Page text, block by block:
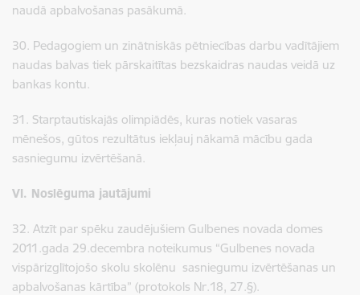
naudā apbalvošanas pasākumā.
30. Pedagogiem un zinātniskās pētniecības darbu vadītājiem
naudas balvas tiek pārskaitītas bezskaidras naudas veidā uz
bankas kontu.
31. Starptautiskajās olimpiādēs, kuras notiek vasaras
mēnešos, gūtos rezultātus iekļauj nākamā mācību gada
sasniegumu izvērtēšanā.
VI. Noslēguma jautājumi
32. Atzīt par spēku zaudējušiem Gulbenes novada domes
2011.gada 29.decembra noteikumus “Gulbenes novada
vispārizglītojošo skolu skolēnu sasniegumu izvērtēšanas un
apbalvošanas kārtība” (protokols Nr.18, 27.§).